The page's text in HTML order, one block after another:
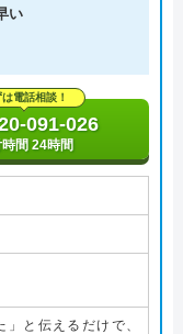
い
は電話相談！
091-026
間 24時間
」と伝えるだけで、